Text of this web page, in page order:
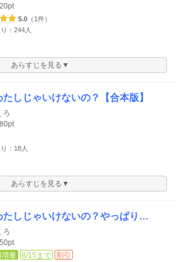
5.0 （1件）
：244人
あらすじを見る▼
たしじゃいけないの？【合本版】
ろ
：18人
あらすじを見る▼
たしじゃいけないの？やっぱり…
ろ
増量
8/15まで 割引